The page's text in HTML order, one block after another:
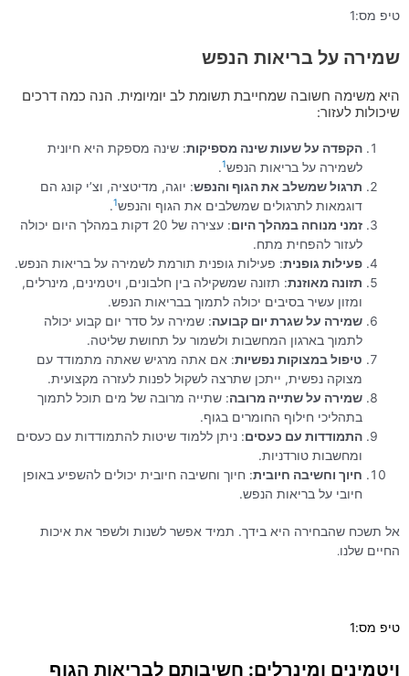
טיפ מס:1
שמירה על בריאות הנפש
היא משימה חשובה שמחייבת תשומת לב יומיומית. הנה כמה דרכים
שיכולות לעזור:
הקפדה על שעות שינה מספיקות: שינה מספקת היא חיונית
לשמירה על בריאות הנפש1
.
תרגול שמשלב את הגוף והנפש: יוגה, מדיטציה, וצ’י קונג הם
דוגמאות לתרגולים שמשלבים את הגוף והנפש1
.
זמני מנוחה במהלך היום
: עצירה של 20 דקות במהלך היום יכולה
לעזור להפחית מתח.
פעילות גופנית: פעילות גופנית תורמת לשמירה על בריאות הנפש.
תזונה מאוזנת: תזונה שמשקילה בין חלבונים, ויטמינים, מינרלים,
ומזון עשיר בסיבים יכולה לתמוך בבריאות הנפש.
שמירה על שגרת יום קבועה: שמירה על סדר יום קבוע יכולה
לתמוך בארגון המחשבות ולשמור על תחושת שליטה.
טיפול במצוקות נפשיות: אם אתה מרגיש שאתה מתמודד עם
מצוקה נפשית, ייתכן שתרצה לשקול לפנות לעזרה מקצועית.
שמירה על שתייה מרובה: שתייה מרובה של מים תוכל לתמוך
בתהליכי חילוף החומרים בגוף.
התמודדות עם כעסים: ניתן ללמוד שיטות להתמודדות עם כעסים
ומחשבות טורדניות.
חיוך וחשיבה חיובית: חיוך וחשיבה חיובית יכולים להשפיע באופן
חיובי על בריאות הנפש.
אל תשכח שהבחירה היא בידך. תמיד אפשר לשנות ולשפר את איכות
החיים שלנו.
טיפ מס:1
ויטמינים ומינרלים: חשיבותם לבריאות הגוף